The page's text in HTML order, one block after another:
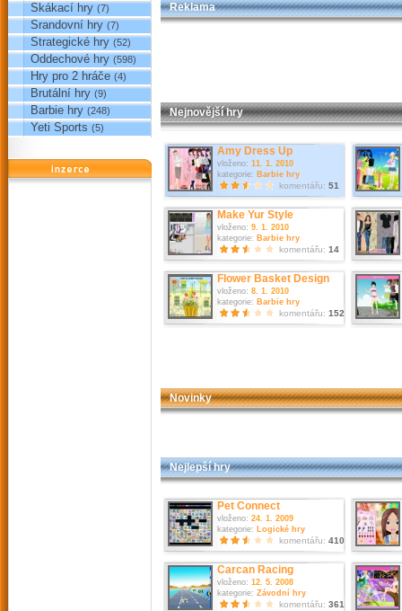
Skákací hry (7)
Srandovní hry (7)
Strategické hry (52)
Oddechové hry (598)
Hry pro 2 hráče (4)
Brutální hry (9)
Barbie hry (248)
Yeti Sports (5)
reklama
Reklama
Nejnovější hry
Amy Dress Up
vloženo: 11. 1. 2010
kategorie: Barbie hry
komentářu: 51
Make Yur Style
vloženo: 9. 1. 2010
kategorie: Barbie hry
komentářu: 14
Flower Basket Design
vloženo: 8. 1. 2010
kategorie: Barbie hry
komentářu: 152
Novinky
Nejlepší hry
Pet Connect
vloženo: 24. 1. 2009
kategorie: Logické hry
komentářu: 410
Carcan Racing
vloženo: 12. 5. 2008
kategorie: Závodní hry
komentářu: 361